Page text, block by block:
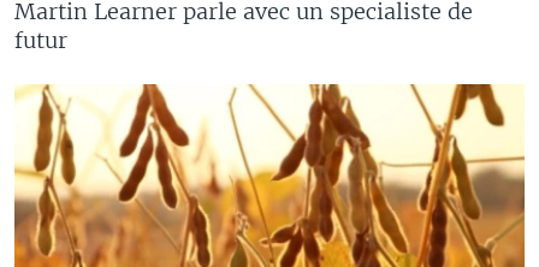
Martin Learner parle avec un specialiste de
futur